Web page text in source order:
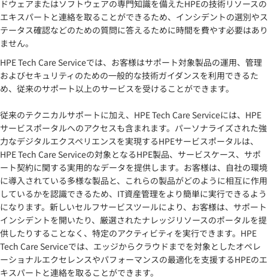
ドウェアまたはソフトウェアの専門知識を備えたHPEの技術リソースの
エキスパートと連絡を取ることができるため、インシデントの選別やス
テータス確認などのための質問に答えるために時間を費やす必要はあり
ません。
HPE Tech Care Serviceでは、お客様はサポート対象製品の運用、管理
およびセキュリティのための一般的な技術ガイダンスを利用できるた
め、従来のサポート以上のサービスを受けることができます。
従来のテクニカルサポートに加え、HPE Tech Care Serviceには、HPE
サービスポータルへのアクセスも含まれます。パーソナライズされた強
力なデジタルエクスペリエンスを実現するHPEサービスポータルは、
HPE Tech Care Serviceの対象となるHPE製品、サービスケース、サポ
ート契約に関する実用的なデータを提供します。お客様は、自社の環境
に導入されている多様な製品と、これらの製品がどのように相互に作用
しているかを認識できるため、IT資産管理をより簡単に実行できるよう
になります。新しいセルフサービスツールにより、お客様は、サポート
インシデントを開いたり、厳選されたナレッジリソースのポータルを提
供したりすることなく、特定のアクティビティを実行できます。HPE
Tech Care Serviceでは、エッジからクラウドまでを対象としたオペレ
ーショナルエクセレンスやパフォーマンスの最適化を支援するHPEのエ
キスパートと連絡を取ることができます。